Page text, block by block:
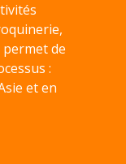
de
:
et en